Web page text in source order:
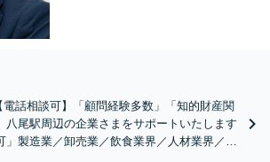
電話相談可】「顧問経験多数」「知的財産関
八尾駅周辺の企業さまをサポートいたします
」製造業／卸売業／飲食業界／人材業界／不